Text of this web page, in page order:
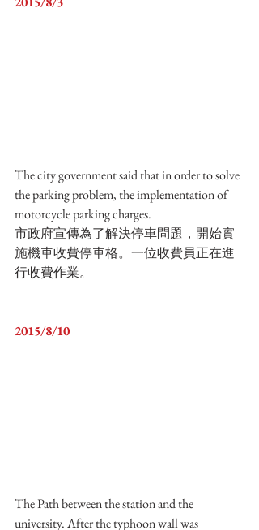
The city government said that in order to solve
the parking problem, the implementation of
motorcycle parking charges.
市政府宣傳為了解決停車問題，開始實
施機車收費停車格。一位收費員正在進
行收費作業。
2015/8/10
The Path between the station and the
university. After the typhoon wall was